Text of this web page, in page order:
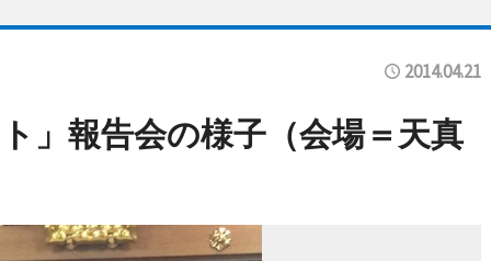
2014.04.21
」報告会の様子（会場＝天真